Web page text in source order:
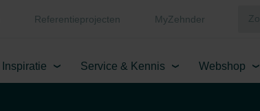
Referentieprojecten MyZehnder
Inspiratie Service & Kennis Webshop